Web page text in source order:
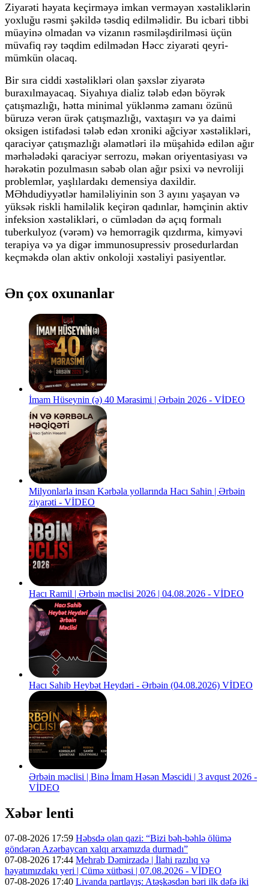
Ziyarəti həyata keçirməyə imkan verməyən xəstəliklərin
yoxluğu rəsmi şəkildə təsdiq edilməlidir. Bu icbari tibbi
müayinə olmadan və vizanın rəsmiləşdirilməsi üçün
müvafiq rəy təqdim edilmədən Həcc ziyarəti qeyri-
mümkün olacaq.
Bir sıra ciddi xəstəlikləri olan şəxslər ziyarətə
buraxılmayacaq. Siyahıya dializ tələb edən böyrək
çatışmazlığı, hətta minimal yüklənmə zamanı özünü
büruzə verən ürək çatışmazlığı, vaxtaşırı və ya daimi
oksigen istifadəsi tələb edən xroniki ağciyər xəstəlikləri,
qaraciyər çatışmazlığı əlamətləri ilə müşahidə edilən ağır
mərhələdəki qaraciyər serrozu, məkan oriyentasiyası və
hərəkətin pozulmasın səbəb olan ağır psixi və nevroliji
problemlər, yaşlılardakı demensiya daxildir.
MƏhdudiyyətlər hamiləliyinin son 3 ayını yaşayan və
yüksək riskli hamiləlik keçirən qadınlar, həmçinin aktiv
infeksion xəstəlikləri, o cümlədən də açıq formalı
tuberkulyoz (vərəm) və hemorragik qızdırma, kimyəvi
terapiya və ya digər immunosupressiv prosedurlardan
keçməkdə olan aktiv onkoloji xəstəliyi pasiyentlər.
Ən çox oxunanlar
İmam Hüseynin (ə) 40 Mərasimi | Ərbəin 2026 - VİDEO
Milyonlarla insan Kərbəla yollarında Hacı Sahin | Ərbəin
ziyarəti - VİDEO
Hacı Ramil | Ərbəin məclisi 2026 | 04.08.2026 - VİDEO
Hacı Sahib Heybət Heydəri - Ərbəin (04.08.2026) VİDEO
Ərbəin məclisi | Binə İmam Həsən Məscidi | 3 avqust 2026 -
VİDEO
Xəbər lenti
07-08-2026 17:59 Həbsdə olan qazi: “Bizi bəh-bəhlə ölümə
göndərən Azərbaycan xalqı arxamızda durmadı”
07-08-2026 17:44 Mehrab Dəmirzadə | İlahi razılıq və
həyatımızdakı yeri | Cümə xütbəsi | 07.08.2026 - VİDEO
07-08-2026 17:40 Livanda partlayış: Atəşkəsdən bəri ilk dəfə iki